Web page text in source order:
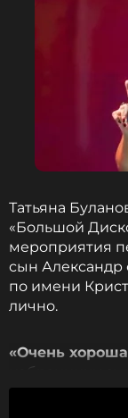
Татьяна
«Большой
мероприятия
сын Александр
по имени
лично.
«Очень
избранницу
для нее